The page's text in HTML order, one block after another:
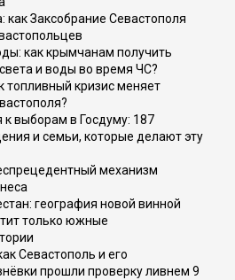
как Заксобрание Севастополя
как крымчанам получить
и воды во время ЧС?
топливный кризис меняет
к выборам в Госдуму: 187
и семьи, которые делают эту
механизм
география новой винной
только южные
Севастополь и его
прошли проверку ливнем 9